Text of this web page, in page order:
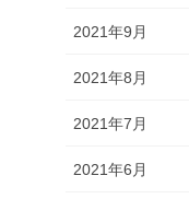
2021年9月
2021年8月
2021年7月
2021年6月